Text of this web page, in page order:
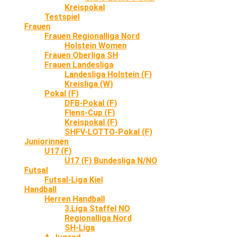
Kreispokal
Testspiel
Frauen
Frauen Regionalliga Nord
Holstein Women
Frauen Oberliga SH
Frauen Landesliga
Landesliga Holstein (F)
Kreisliga (W)
Pokal (F)
DFB-Pokal (F)
Flens-Cup (F)
Kreispokal (F)
SHFV-LOTTO-Pokal (F)
Juniorinnen
U17 (F)
U17 (F) Bundesliga N/NO
Futsal
Futsal-Liga Kiel
Handball
Herren Handball
3.Liga Staffel NO
Regionalliga Nord
SH-Liga